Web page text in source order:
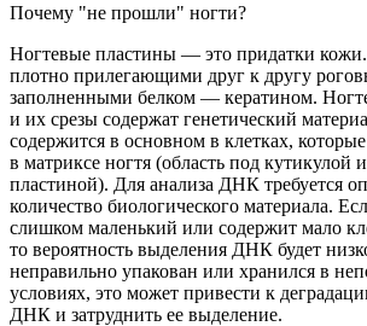
Почему "не прошли" ногти?
Ногтевые пластины — это придатки
плотно прилегающими друг к другу
заполненными белком — кератином.
и их срезы содержат генетический
содержится в основном в клетках,
в матриксе ногтя (область под кутикулой
пластиной). Для анализа ДНК требуется
количество биологического материала.
слишком маленький или содержит мало
то вероятность выделения ДНК будет
неправильно упакован или хранился в
условиях, это может привести к
ДНК и затруднить ее выделение.